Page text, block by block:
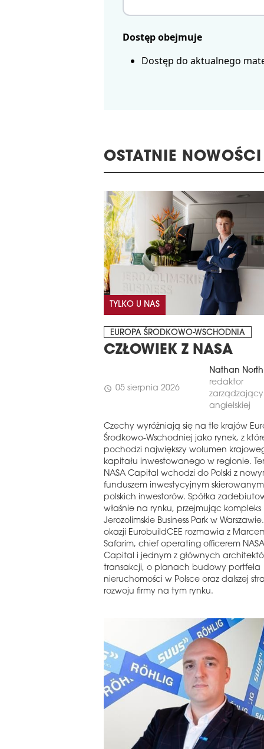
Dostęp obejmuje
Dostęp do aktualnego
OSTATNIE NOWOŚCI
TYLKO U NAS
EUROPA ŚRODKOWO-WSCHODNIA
CZŁOWIEK Z NASA
schedule 05 sierpnia 2026
Nathan North
redaktor
zarządzający
angielskiej
Czechy wyróżniają się na tle krajów
Środkowo-Wschodniej jako rynek, z
pochodzi największy wolumen
kapitału inwestowanego w regionie.
NASA Capital wchodzi do Polski z
funduszem inwestycyjnym
polskich inwestorów. Spółka
właśnie na rynku, przejmując kompleks
Jerozolimskie Business Park w
okazji EurobuildCEE rozmawia z
Safarim, chief operating officerem NASA
Capital i jednym z głównych
transakcji, o planach budowy portfela
nieruchomości w Polsce oraz dalszej
rozwoju firmy na tym rynku.